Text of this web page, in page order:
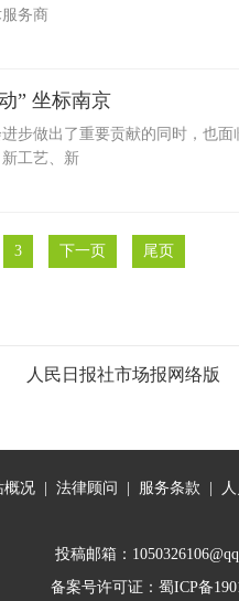
务商
” 坐标南京
步做出了重要贡献的同时，也
工艺、新
3 下一页 尾页
人民日报社市场报网络版
概况| 法律顾问 服务条款
投稿邮箱：
备案号许可证： 蜀ICP备